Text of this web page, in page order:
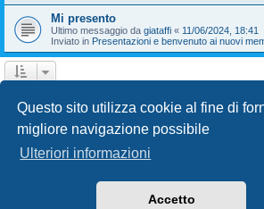
Questo sito utilizza cookie al fine di
migliore navigazione possibile
Ulteriori informazioni
Accetto
Mi presento
Ultimo messaggio da giataffi « 11/06/2024, 18:41
Inviato in Presentazioni e benvenuto ai nuovi
phpBB® Forum Software ©